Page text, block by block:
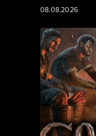
08.08.2026